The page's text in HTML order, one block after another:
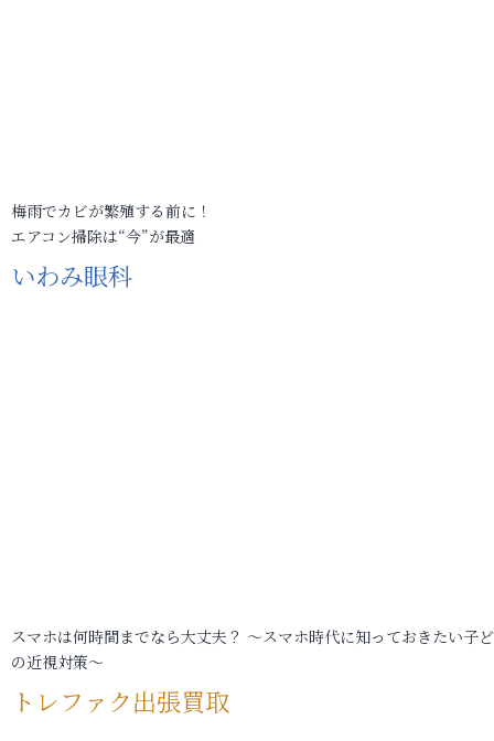
梅雨でカビが繁殖する前に！
エアコン掃除は“今”が最適
いわみ眼科
スマホは何時間までなら大丈夫？ ～スマホ時代に知っておきたい子
の近視対策～
トレファク出張買取